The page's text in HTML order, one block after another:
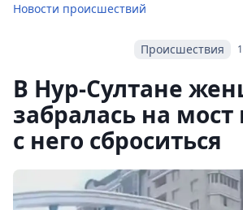
Новости происшествий
Происшествия
В Нур-Султане
забралась на мост
с него сброситься